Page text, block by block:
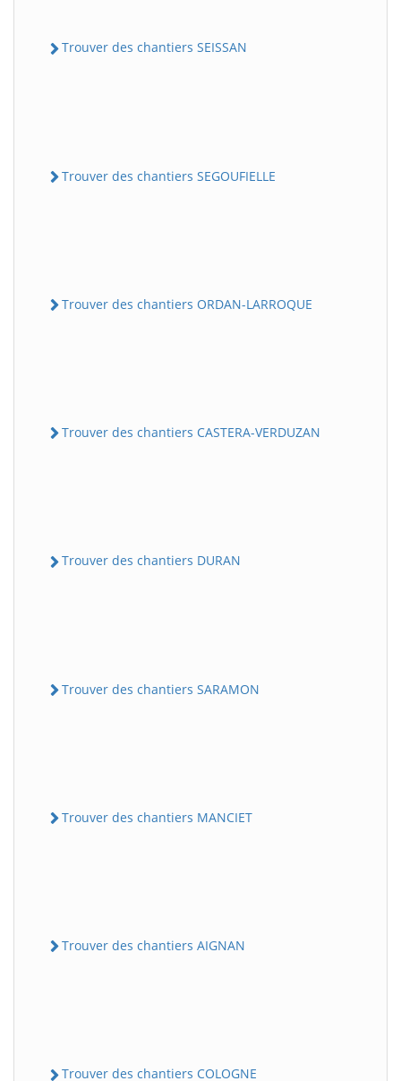
Trouver des chantiers SEISSAN
Trouver des chantiers SEGOUFIELLE
Trouver des chantiers ORDAN-LARROQUE
Trouver des chantiers CASTERA-VERDUZAN
Trouver des chantiers DURAN
Trouver des chantiers SARAMON
Trouver des chantiers MANCIET
Trouver des chantiers AIGNAN
Trouver des chantiers COLOGNE